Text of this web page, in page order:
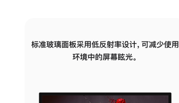
标准玻璃面板采用低反射率设计，可减少使用
环境中的屏幕眩光。